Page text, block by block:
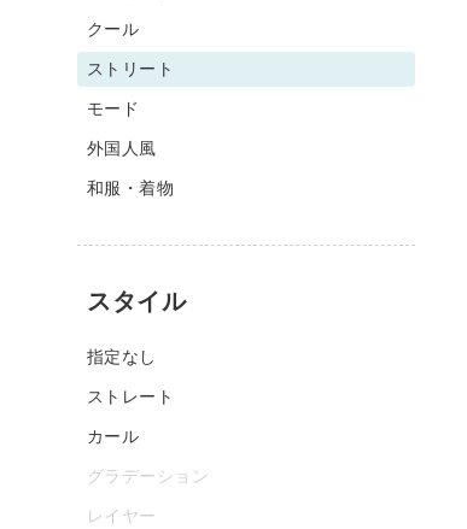
クール
ストリート
モード
外国人風
和服・着物
スタイル
指定なし
ストレート
カール
グラデーション
レイヤー